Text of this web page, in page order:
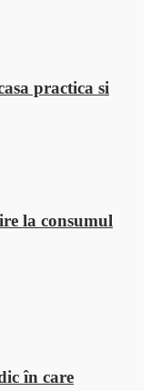
practica si
la consumul
în care